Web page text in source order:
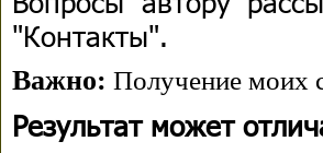
"Контакты".
Важно: Получение моих
Результат может